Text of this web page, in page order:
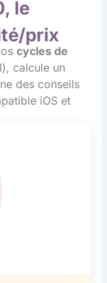
le
prix
cycles de
calcule un
des conseils
iOS et